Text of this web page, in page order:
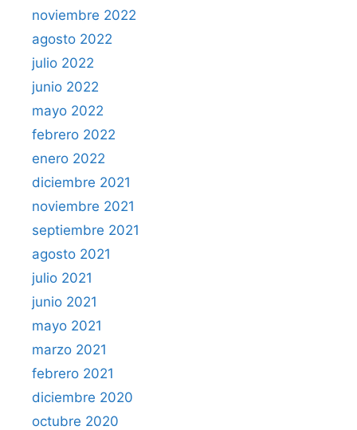
noviembre 2022
agosto 2022
julio 2022
junio 2022
mayo 2022
febrero 2022
enero 2022
diciembre 2021
noviembre 2021
septiembre 2021
agosto 2021
julio 2021
junio 2021
mayo 2021
marzo 2021
febrero 2021
diciembre 2020
octubre 2020